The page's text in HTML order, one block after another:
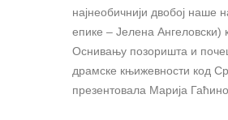
најнеобичнији двобој наше
епике – Јелена Ангеловски)
Оснивању позоришта и
драмске књижевности код
презентовала Марија